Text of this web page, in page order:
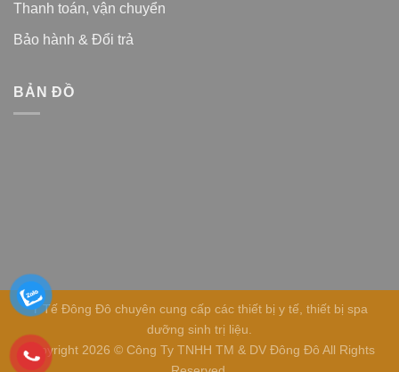
Thanh toán, vận chuyển
Bảo hành & Đổi trả
BẢN ĐỒ
Y Tế Đông Đô chuyên cung cấp các thiết bị y tế, thiết bị spa
dưỡng sinh trị liệu.
Copyright 2026 © Công Ty TNHH TM & DV Đông Đô All Rights